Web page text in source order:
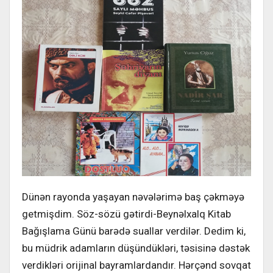
Dünən rayonda yaşayan nəvələrimə baş çəkməyə
getmişdim. Söz-sözü gətirdi-Beynəlxalq Kitab
Bağışlama Günü barədə suallar verdilər. Dedim ki,
bu müdrik adamların düşündükləri, təsisinə dəstək
verdikləri orijinal bayramlardandır. Hərçənd sovqat